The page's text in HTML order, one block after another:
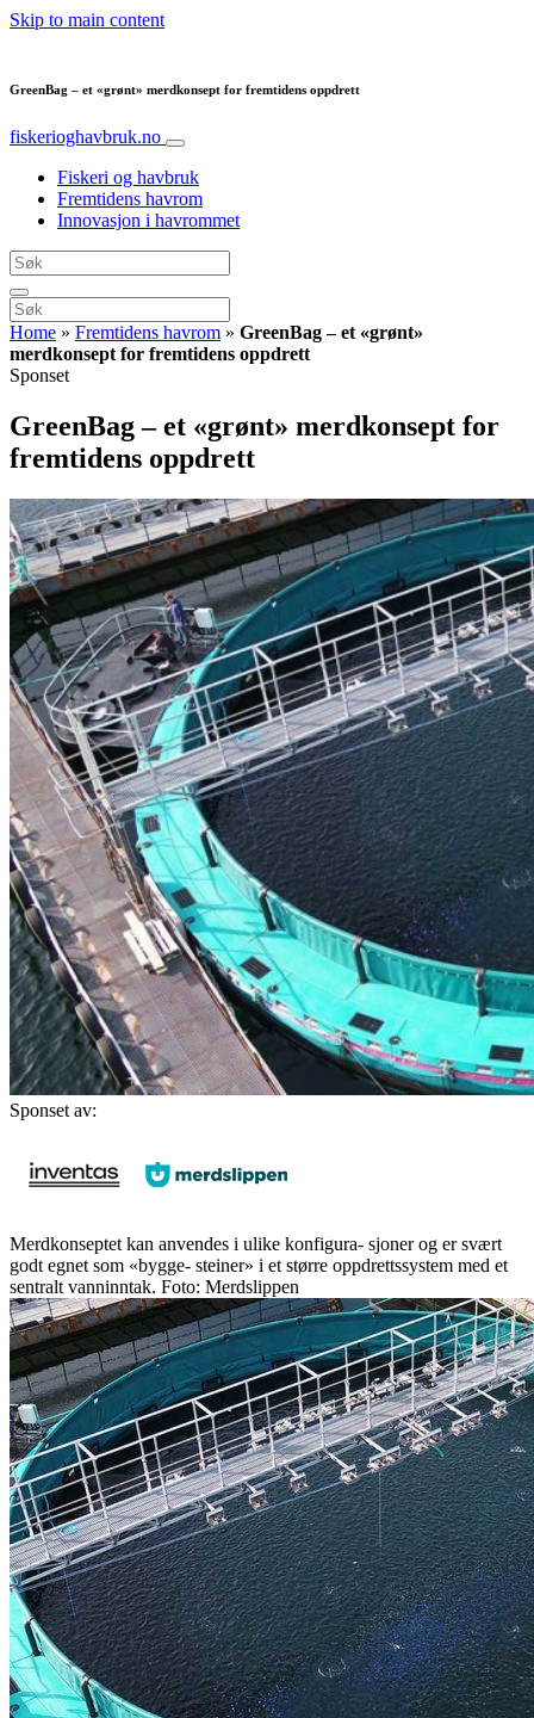
Skip to main content
GreenBag – et «grønt» merdkonsept for fremtidens oppdrett
fiskerioghavbruk.no
Fiskeri og havbruk
Fremtidens havrom
Innovasjon i havrommet
Home » Fremtidens havrom » GreenBag – et «grønt»
merdkonsept for fremtidens oppdrett
Sponset
GreenBag – et «grønt» merdkonsept for
fremtidens oppdrett
Sponset av:
Merdkonseptet kan anvendes i ulike konfigura- sjoner og er svært
godt egnet som «bygge- steiner» i et større oppdrettssystem med et
sentralt vanninntak. Foto: Merdslippen